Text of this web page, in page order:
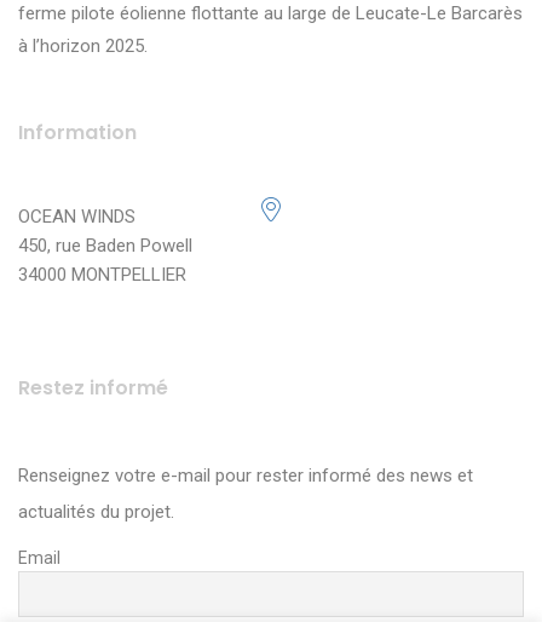
ferme pilote éolienne flottante au large de Leucate-Le Barcarès
à l’horizon 2025.
Information
OCEAN WINDS
450, rue Baden Powell
34000 MONTPELLIER
Restez informé
Renseignez votre e-mail pour rester informé des news et
actualités du projet.
Email